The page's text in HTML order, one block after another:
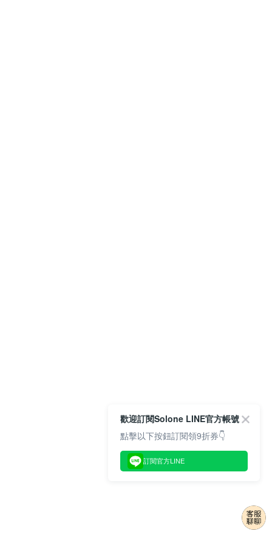
歡迎訂閱Solone LINE官方帳號
點擊以下按鈕訂閱領9折券👇
訂閱官方LINE